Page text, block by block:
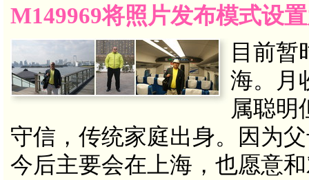
M149969将照片发布模式设
目前暂
海。月
属聪明
守信，传统家庭出身。因为
今后主要会在上海，也愿意